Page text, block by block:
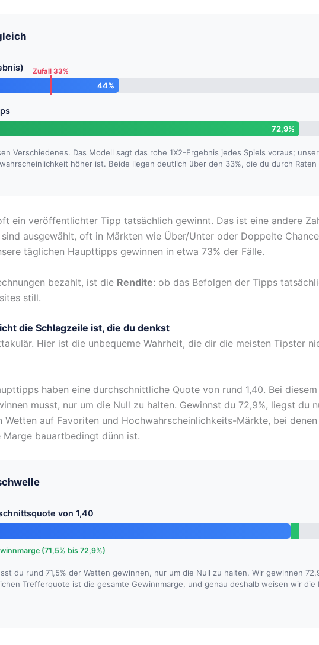
Zufall 33%
44%
72,9%
Verschiedenes. Das Modell sagt das rohe 1X2-Ergebnis jedes Spiels voraus;
höher ist. Beide liegen deutlich über den 33%, die du durch
ein veröffentlichter Tipp tatsächlich gewinnt. Das ist eine andere
ausgewählt, oft in Märkten wie Über/Unter oder Doppelte
täglichen Haupttipps gewinnen in etwa 73% der Fälle.
bezahlt, ist die Rendite: ob das Befolgen der Tipps
still.
die Schlagzeile ist, die du denkst
Hier ist die unbequeme Wahrheit, die dir die meisten Tipster
haben eine durchschnittliche Quote von rund 1,40. Bei
musst, nur um die Null zu halten. Gewinnst du 72,9%, liegst du
auf Favoriten und Hochwahrscheinlichkeits-Märkte, bei
bauartbedingt dünn ist.
von 1,40
(71,5% bis 72,9%)
du rund 71,5% der Wetten gewinnen, nur um die Null zu halten. Wir gewinnen
Trefferquote ist die gesamte Gewinnmarge, und genau deshalb weisen wir